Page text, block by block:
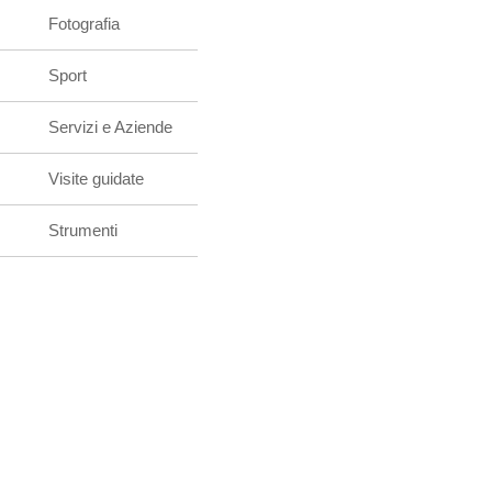
Fotografia
Sport
Servizi e Aziende
Visite guidate
Strumenti